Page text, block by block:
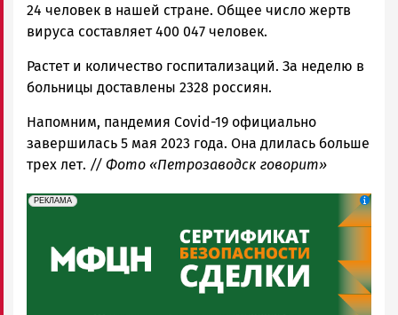
24 человек в нашей стране. Общее число жертв
вируса составляет 400 047 человек.
Растет и количество госпитализаций. За неделю в
больницы доставлены 2328 россиян.
Напомним, пандемия Covid-19 официально
завершилась 5 мая 2023 года. Она длилась больше
трех лет. // Фото «Петрозаводск говорит»
erid: 2SDnjeH4Mf4
РЕКЛАМА
Реклама